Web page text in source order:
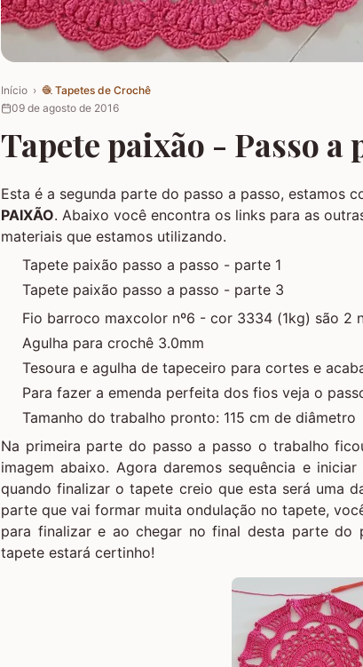
Início › 🧶 Tapetes de Crochê
09 de agosto de 2016
Tapete paixão - Passo a
Esta é a segunda parte do passo a passo, estamos
PAIXÃO. Abaixo você encontra os links para as
materiais que estamos utilizando.
Tapete paixão passo a passo - parte 1
Tapete paixão passo a passo - parte 3
Fio barroco maxcolor nº6 - cor 3334 (1kg) são 2
Agulha para crochê 3.0mm
Tesoura e agulha de tapeceiro para cortes e
Para fazer a emenda perfeita dos fios veja o
Tamanho do trabalho pronto: 115 cm de diâmetro
Na primeira parte do passo a passo o trabalho
imagem abaixo. Agora daremos sequência e
quando finalizar o tapete creio que esta será uma
parte que vai formar muita ondulação no tapete,
para finalizar e ao chegar no final desta parte do
tapete estará certinho!